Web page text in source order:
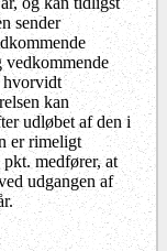
sender
vedkommende
hvorvidt
kan
udløbet af den i
er rimeligt
medfører, at
udgangen af